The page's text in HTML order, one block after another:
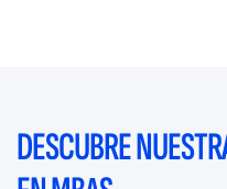
DESCUBRE